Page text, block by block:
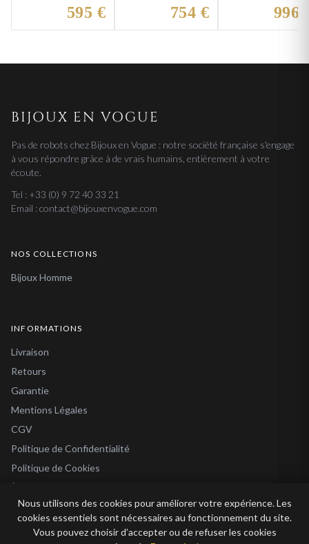
595 € 754 € 996
BIJOUX EN VOGUE
Pas de robots chez Bijoux en Vogue : notre société française s'engage
à vous répondre grâce à de vrais humains, entièrement à votre
écoute.
Tel : +33 (0) 9 72 40 33 21
Email : contact@bijouxenvogue.com
NOS COLLECTIONS
Bijoux Homme
INFORMATIONS
Livraison
Retours
Garantie
Mentions Légales
CGV
Politique de Confidentialité
Politique de Cookies
À Propos
Blog
Nous utilisons des cookies pour améliorer votre expérience. Les
cookies essentiels sont nécessaires au fonctionnement du site.
Vous pouvez choisir d’accepter ou de refuser les cookies